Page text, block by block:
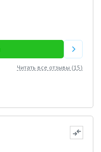
Читать все отзывы (15)